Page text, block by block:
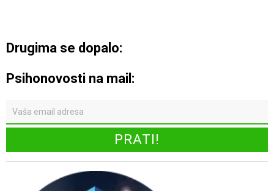
Drugima se dopalo:
Psihonovosti na mail: